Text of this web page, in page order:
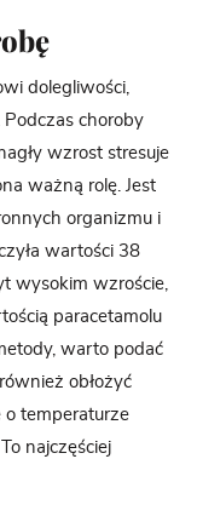
dolegliwości,
choroby
wzrost stresuje
ważną rolę. Jest
organizmu i
wartości 38
wysokim wzroście,
paracetamolu
warto podać
obłożyć
o temperaturze
najczęściej